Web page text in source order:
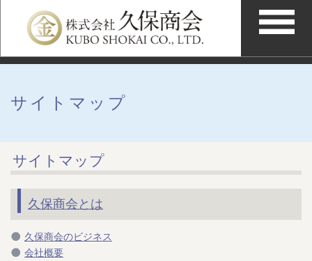
サイトマップ
サイトマップ
久保商会とは
久保商会のビジネス
会社概要